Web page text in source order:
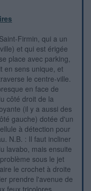
Firmin, qui a un
et qui est érigée
place avec parking,
en sens unique, et
le centre-ville.
en face de
côté droit de la
(il y a aussi des
gauche) dotée d'un
à détection pour
N.B. : Il faut incliner
lavabo, mais ensuite
sous le jet
le crochet à droite
prendre l'avenue de
feux tricolores,